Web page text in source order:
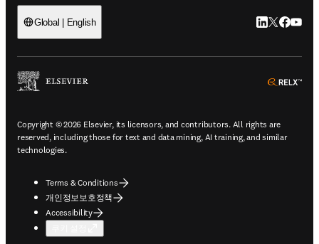
Global | English LinkedIn 새
Twitter 새
Copyright © 2026 Elsevier, its licensors, and contributors. All rights are
reserved, including those for text and data mining, AI training, and similar
technologies.
Terms & Conditions
개인정보보호정책
Accessibility